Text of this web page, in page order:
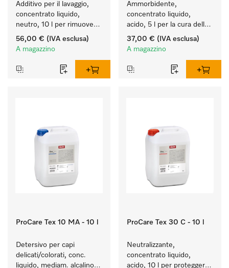
Additivo per il lavaggio,
concentrato liquido,
neutro, 10 l per rimuovere
in modo efficace le
macchie di grasso.
56,00 € (IVA esclusa)
A magazzino
Ammorbidente,
concentrato liquido,
acido, 5 l per la cura delle
fibre e una morbidezza
duratura dei tessuti.
37,00 € (IVA esclusa)
A magazzino
ProCare Tex 10 MA - 10 l
Detersivo per capi
delicati/colorati, conc.
liquido, mediam. alcalino,
ProCare Tex 30 C - 10 l
Neutralizzante,
concentrato liquido,
acido, 10 l per proteggere